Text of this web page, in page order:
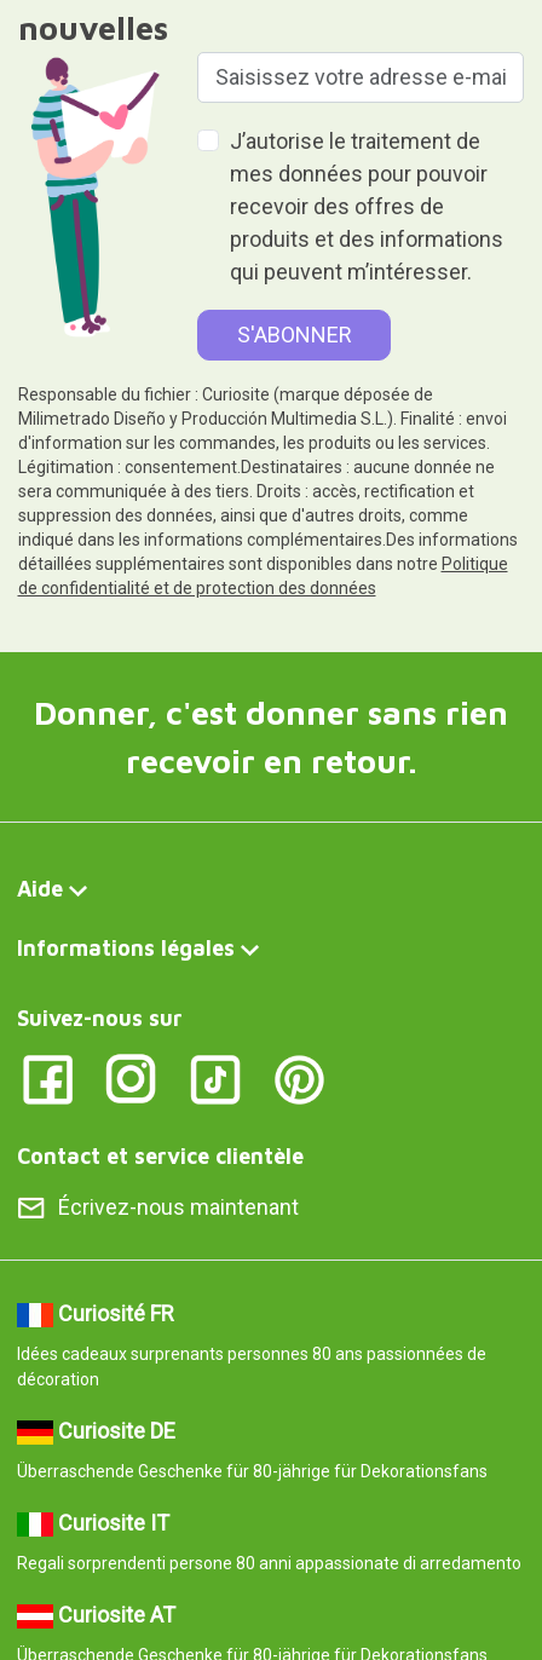
nouvelles
J’autorise le traitement de
mes données pour pouvoir
recevoir des offres de
produits et des informations
qui peuvent m’intéresser.
Responsable du fichier : Curiosite (marque déposée de
Milimetrado Diseño y Producción Multimedia S.L.). Finalité : envoi
d'information sur les commandes, les produits ou les services.
Légitimation : consentement.Destinataires : aucune donnée ne
sera communiquée à des tiers. Droits : accès, rectification et
suppression des données, ainsi que d'autres droits, comme
indiqué dans les informations complémentaires.Des informations
détaillées supplémentaires sont disponibles dans notre Politique
de confidentialité et de protection des données
Donner, c'est donner sans rien
recevoir en retour.
Aide
Informations légales
Suivez-nous sur
Contact et service clientèle
Écrivez-nous maintenant
Curiosité FR
Idées cadeaux surprenants personnes 80 ans passionnées de
décoration
Curiosite DE
Überraschende Geschenke für 80-jährige für Dekorationsfans
Curiosite IT
Regali sorprendenti persone 80 anni appassionate di arredamento
Curiosite AT
Überraschende Geschenke für 80-jährige für Dekorationsfans